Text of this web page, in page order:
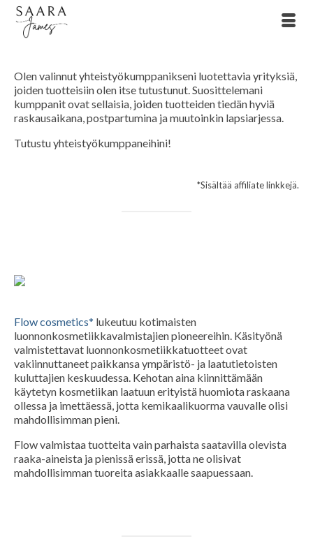
Olen valinnut yhteistyökumppanikseni luotettavia yrityksiä,
joiden tuotteisiin olen itse tutustunut. Suosittelemani
kumppanit ovat sellaisia, joiden tuotteiden tiedän hyviä
raskausaikana, postpartumina ja muutoinkin lapsiarjessa.
Tutustu yhteistyökumppaneihini!
*Sisältää affiliate linkkejä.
Flow cosmetics* lukeutuu kotimaisten
luonnonkosmetiikkavalmistajien pioneereihin. Käsityönä
valmistettavat luonnonkosmetiikkatuotteet ovat
vakiinnuttaneet paikkansa ympäristö- ja laatutietoisten
kuluttajien keskuudessa. Kehotan aina kiinnittämään
käytetyn kosmetiikan laatuun erityistä huomiota raskaana
ollessa ja imettäessä, jotta kemikaalikuorma vauvalle olisi
mahdollisimman pieni.
Flow valmistaa tuotteita vain parhaista saatavilla olevista
raaka-aineista ja pienissä erissä, jotta ne olisivat
mahdollisimman tuoreita asiakkaalle saapuessaan.